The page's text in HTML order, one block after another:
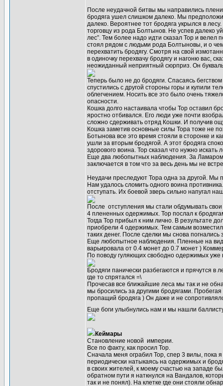
После неудачной битвы мы направились
бродяга ушел слишком далеко. Мы
далеко. Вероятнее тот бродяга укрылся в
торговцу из рода Болтынов. Не успев далеко
лес”. Тем более надо идти сказал Тор и велел
стоял рядом с людьми рода Болтыновы, и о
перехватить бродягу. Смотря на свой
в одиночку перехвачу бродягу и нагоню вас,
неожиданный неприятный сюрприз. Он
Теперь было не до бродяги. Спасаясь
спустились с другой стороны горы и купили
облегчением. Носить все это было очень
опасности.
Кошка долго настаивала чтобы Тор оставил
яростно отбивался. Его люди уже почти
сложно сдерживать отряд Кошки. И получив
Кошка заметив основные силы Тора тоже не
Ботынова все это время стояли в сторонке и
ушли за вторым бродягой. А этот бродяга
здорового воина. Тор сказал что нужно
Еще два любопытных наблюдения. За Ламаром
заключается в том что за весь день мы не
Неудачи преследуют Тора одна за другой. Мы
Нам удалось сломить одного воина
отступать. Их боевой зверь сильно напугал
После отступления мы стали обдумывать
4 плененных одержимых. Тор послал к
Тогда Тор прибыл к ним лично. В результате
приобрели 4 одержимых. Тем самым
таких денег. После сделки мы снова
Еще любопытное наблюдения. Пленные на вид
варьировала от 0.4 монет до 0.7 монет )
По поводу гуляющих свободно одержимых уже
Бродяги панически разбегаются и прячутся
где то спрятался =\
Прочесав все ближайшие леса мы так и не
мы бросились за другими бродягами.
пропащий бродяга ) Он даже и не
Еще боги улыбнулись нам и мы нашли
Кеймары
Становление новой империи.
Все по факту, как просил Тор.
Сначала меня ограбил Тор, спер 3 вилы, пока
периодически натыкаясь на одержимых и
в своих жителей, к моему счастью на западе
обратном пути я наткнулся на Вандалов,
так и не понял). На клетке где они стояли